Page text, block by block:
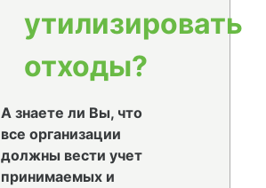
утилизировать
отходы?
А знаете ли Вы, что
все организации
должны вести учет
принимаемых и